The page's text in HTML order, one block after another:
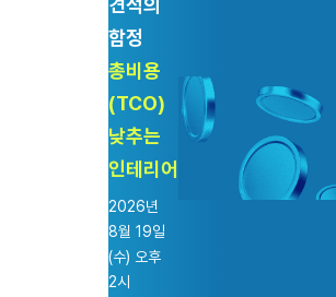
견적의
함정
총비용
(TCO)
낮추는
인테리어
2026년
8월 19일
(수) 오후
2시